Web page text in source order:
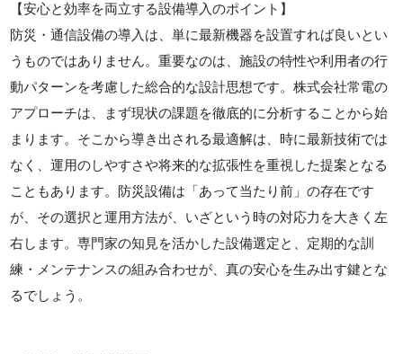
【安心と効率を両立する設備導入のポイント】
防災・通信設備の導入は、単に最新機器を設置すれば良いとい
うものではありません。重要なのは、施設の特性や利用者の行
動パターンを考慮した総合的な設計思想です。株式会社常電の
アプローチは、まず現状の課題を徹底的に分析することから始
まります。そこから導き出される最適解は、時に最新技術では
なく、運用のしやすさや将来的な拡張性を重視した提案となる
こともあります。防災設備は「あって当たり前」の存在です
が、その選択と運用方法が、いざという時の対応力を大きく左
右します。専門家の知見を活かした設備選定と、定期的な訓
練・メンテナンスの組み合わせが、真の安心を生み出す鍵とな
るでしょう。